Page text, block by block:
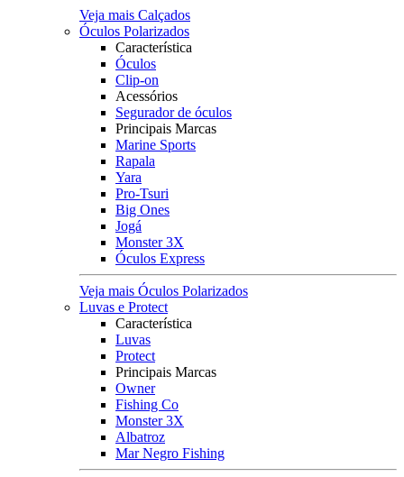
Veja mais Calçados
Óculos Polarizados
Característica
Óculos
Clip-on
Acessórios
Segurador de óculos
Principais Marcas
Marine Sports
Rapala
Yara
Pro-Tsuri
Big Ones
Jogá
Monster 3X
Óculos Express
Veja mais Óculos Polarizados
Luvas e Protect
Característica
Luvas
Protect
Principais Marcas
Owner
Fishing Co
Monster 3X
Albatroz
Mar Negro Fishing